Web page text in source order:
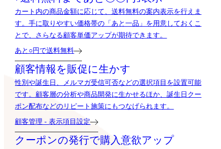
カート内の商品金額に応じて、送料無料の案内表示を行えま
す。手に取りやすい価格帯の「あと一品」を用意しておくこ
とで、さらなる顧客単価アップが期待できます。
あと○円で送料無料
顧客情報を販促に生かす
性別や誕生日、メルマガ受信可否などの選択項目を設置可能
です。顧客層の分析や商品開発に生かせるほか、誕生日クー
ポン配布などのリピート施策にもつなげられます。
顧客管理 - 表示項目設定
クーポンの発行で購入意欲アップ